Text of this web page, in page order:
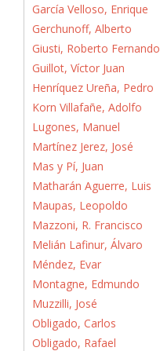
García Velloso, Enrique
Gerchunoff, Alberto
Giusti, Roberto Fernando
Guillot, Víctor Juan
Henríquez Ureña, Pedro
Korn Villafañe, Adolfo
Lugones, Manuel
Martínez Jerez, José
Mas y Pí, Juan
Matharán Aguerre, Luis
Maupas, Leopoldo
Mazzoni, R. Francisco
Melián Lafinur, Álvaro
Méndez, Evar
Montagne, Edmundo
Muzzilli, José
Obligado, Carlos
Obligado, Rafael